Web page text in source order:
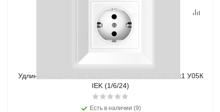
Удлинитель 5гн с З/К 5м с выкл белый 16А ПВС 3х1 У05К
IEK (1/6/24)
Есть в наличии (9)